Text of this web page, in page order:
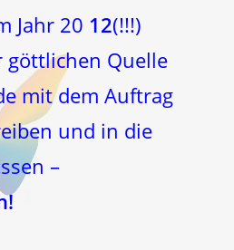
Jahr 20 12(!!!)
göttlichen Quelle
mit dem Auftrag
und in die
–